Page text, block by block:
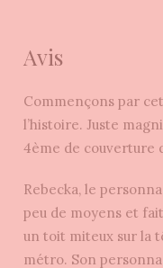
Avis
Commençons par
l’histoire. Juste
4ème de couverture
Rebecka, le
peu de moyens et
un toit miteux sur la
métro. Son